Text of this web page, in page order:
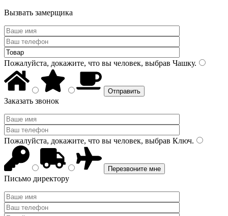
Вызвать замерщика
Пожалуйста, докажите, что вы человек, выбрав Чашку.
Заказать звонок
Пожалуйста, докажите, что вы человек, выбрав Ключ.
Письмо директору